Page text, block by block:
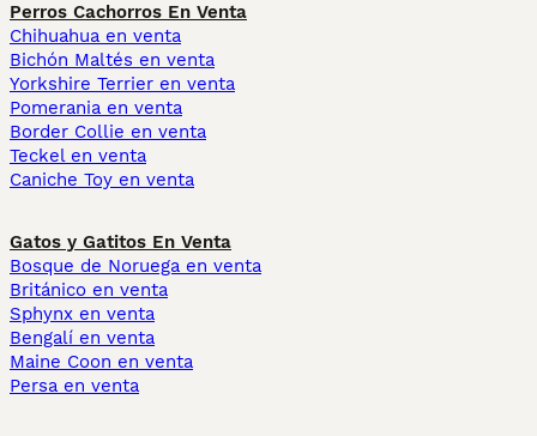
Perros Cachorros En Venta
Chihuahua en venta
Bichón Maltés en venta
Yorkshire Terrier en venta
Pomerania en venta
Border Collie en venta
Teckel en venta
Caniche Toy en venta
Gatos y Gatitos En Venta
Bosque de Noruega en venta
Británico en venta
Sphynx en venta
Bengalí en venta
Maine Coon en venta
Persa en venta